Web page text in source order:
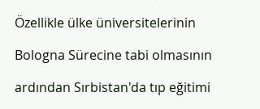
Özellikle ülke üniversitelerinin
Bologna Sürecine tabi olmasının
ardından Sırbistan'da tıp eğitimi